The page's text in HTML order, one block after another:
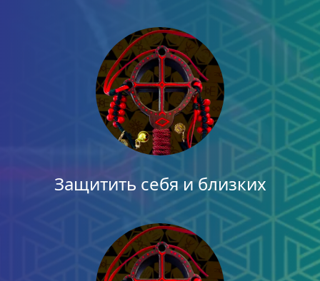
Защитить себя и близких